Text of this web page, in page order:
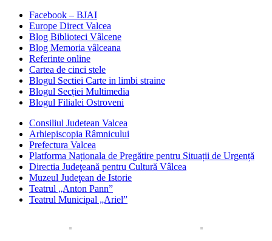
Facebook – BJAI
Europe Direct Valcea
Blog Biblioteci Vâlcene
Blog Memoria vâlceana
Referinte online
Cartea de cinci stele
Blogul Sectiei Carte in limbi straine
Blogul Secției Multimedia
Blogul Filialei Ostroveni
Consiliul Judetean Valcea
Arhiepiscopia Râmnicului
Prefectura Valcea
Platforma Naționala de Pregătire pentru Situații de Urgență
Directia Judeţeană pentru Cultură Vâlcea
Muzeul Judeţean de Istorie
Teatrul „Anton Pann”
Teatrul Municipal „Ariel”